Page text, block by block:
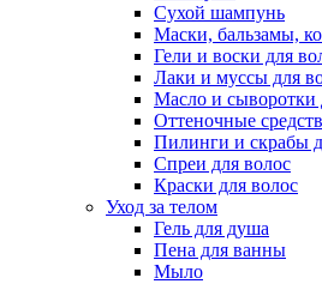
Сухой шампунь
Маски, бальзамы,
Гели и воски для
Лаки и муссы для
Масло и сыворотки
Оттеночные
Пилинги и скрабы
Спреи для волос
Краски для волос
Уход за телом
Гель для душа
Пена для ванны
Мыло